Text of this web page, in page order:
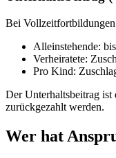
Bei Vollzeitfortbildungen
Alleinstehende:
Verheiratete:
Pro Kind:
Der Unterhaltsbeitrag ist
zurückgezahlt werden.
Wer hat